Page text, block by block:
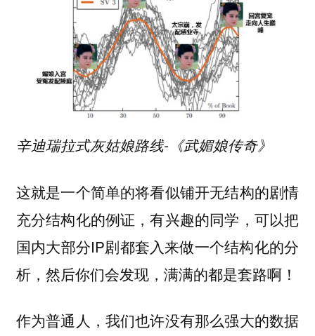
辛迪瑞拉式灰姑娘路线-《武媚娘传奇》
这就是一个简单的将看似铺开无结构的剧情
充分结构化的例证，有兴趣的同学，可以把
国内大部分IP剧都套入来做一个结构化的分
析，然后你们会发现，满满的都是套路啊！
作为普通人，我们也许没有那么强大的数据